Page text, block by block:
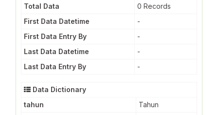
Total Data
0 Records
First Data Datetime
-
First Data Entry By
-
Last Data Datetime
-
Last Data Entry By
-
Data Dictionary
tahun
Tahun